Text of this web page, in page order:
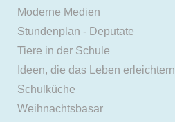
Moderne Medien
Stundenplan - Deputate
Tiere in der Schule
Ideen, die das Leben erleichtern
Schulküche
Weihnachtsbasar